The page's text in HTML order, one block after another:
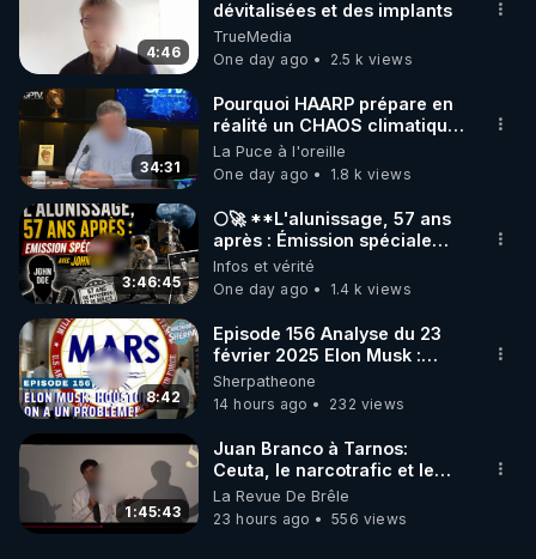
4:46
dévitalisées et des implants
TrueMedia
One day ago
2.5 k views
34:31
Pourquoi HAARP prépare en
réalité un CHAOS climatique,
on répond
La Puce à l'oreille
One day ago
1.8 k views
3:46:45
🌕🚀 **L'alunissage, 57 ans
après : Émission spéciale
avec John Doe !** 👨 🚀✨
Infos et vérité
One day ago
1.4 k views
8:42
Episode 156 Analyse du 23
février 2025 Elon Musk :
Houston , on a un problème !
Sherpatheone
14 hours ago
232 views
1:45:43
Juan Branco à Tarnos:
Ceuta, le narcotrafic et le
pouvoir en France
La Revue De Brêle
23 hours ago
556 views